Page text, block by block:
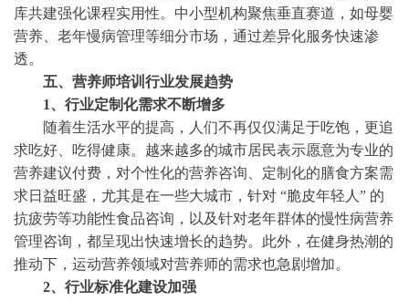
库共建强化课程实用性。中小型机构聚焦垂直赛道，如母婴
营养、老年慢病管理等细分市场，通过差异化服务快速渗
透。
五、营养师培训行业发展趋势
1、行业定制化需求不断增多
随着生活水平的提高，人们不再仅仅满足于吃饱，更追
求吃好、吃得健康。越来越多的城市居民表示愿意为专业的
营养建议付费，对个性化的营养咨询、定制化的膳食方案需
求日益旺盛，尤其是在一些大城市，针对 “脆皮年轻人” 的
抗疲劳等功能性食品咨询，以及针对老年群体的慢性病营养
管理咨询，都呈现出快速增长的趋势。此外，在健身热潮的
推动下，运动营养领域对营养师的需求也急剧增加。
2、行业标准化建设加强